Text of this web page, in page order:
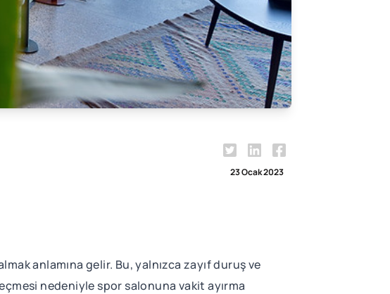
23 Ocak 2023
anlamına gelir. Bu, yalnızca zayıf duruş ve
nedeniyle spor salonuna vakit ayırma